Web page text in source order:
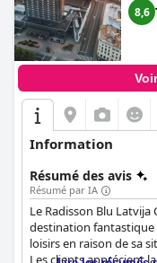
8,6
Information
Résumé des avis
Résumé par IA
Le Radisson Blu
destination fantastique
loisirs en raison de sa
Les clients apprécient